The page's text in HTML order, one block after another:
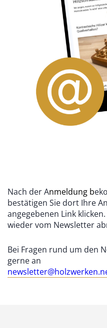
Nach der Anmeldung b
bestätigen Sie dort Ihre
angegebenen Link
wieder vom Newsletter
Bei Fragen rund um den
gerne an